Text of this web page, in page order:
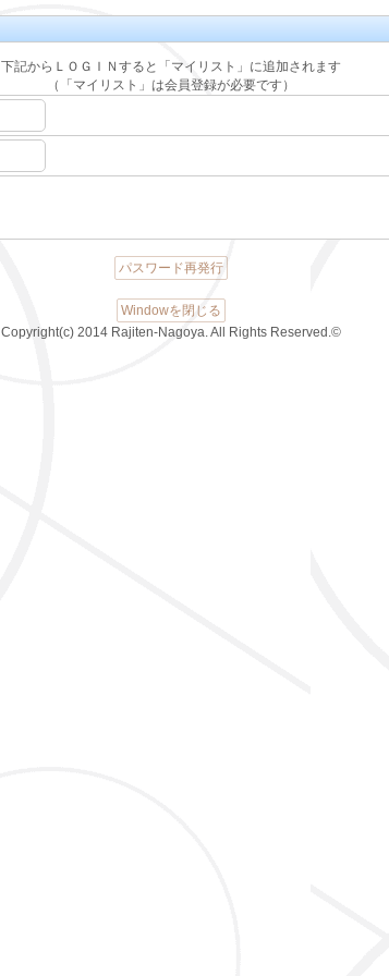
下記からＬＯＧＩＮすると「マイリスト」に追加されます
（「マイリスト」は会員登録が必要です）
パスワード再発行
Windowを閉じる
Copyright(c) 2014 Rajiten-Nagoya. All Rights Reserved.©